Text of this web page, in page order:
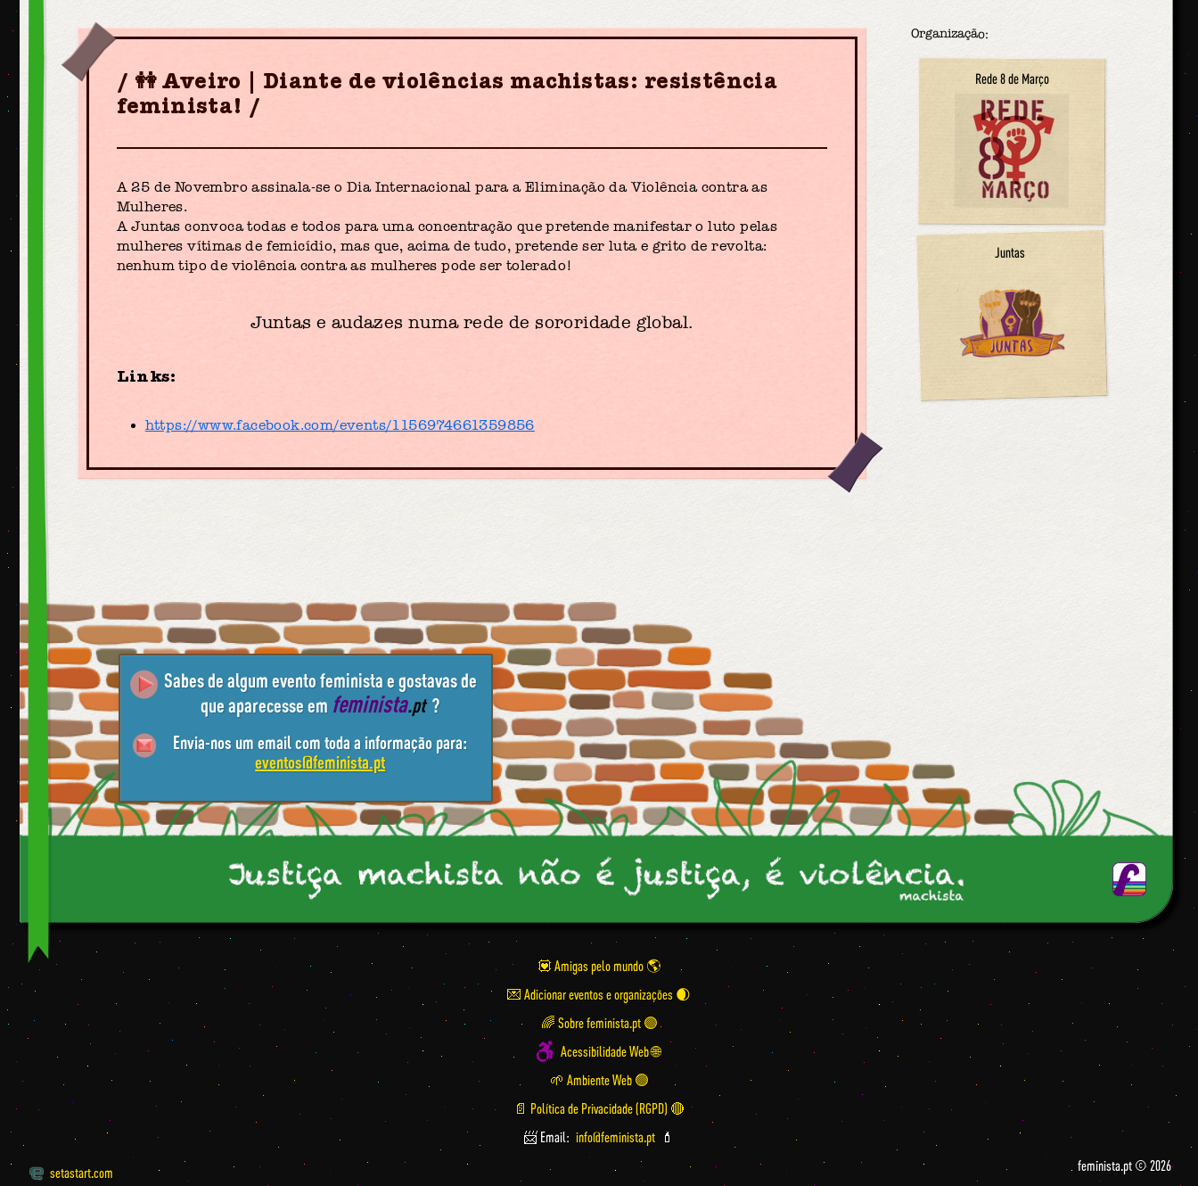
👭 Aveiro | Diante de violências machistas: resistência
feminista!
A 25 de Novembro assinala-se o Dia Internacional para a Eliminação da Violência contra as
Mulheres.
A Juntas convoca todas e todos para uma concentração que pretende manifestar o luto pelas
mulheres vítimas de femicídio, mas que, acima de tudo, pretende ser luta e grito de revolta:
nenhum tipo de violência contra as mulheres pode ser tolerado!
Juntas e audazes numa rede de sororidade global.
Links:
https://www.facebook.com/events/1156974661359856
Organização:
Rede 8 de Março
Juntas
Sabes de algum evento feminista e gostavas de
que aparecesse em feminista.pt ?
Envia-nos um email com toda a informação para:
eventos@feminista.pt
💟 Amigas pelo mundo
💌 Adicionar eventos e organizações
🌈 Sobre feminista.pt 🟣
Acessibilidade Web 🌐
🌱 Ambiente Web 🟢
📄 Política de Privacidade (RGPD) 🔴
📨 Email: info@feminista.pt 💄
setastart.com feminista.pt © 2026